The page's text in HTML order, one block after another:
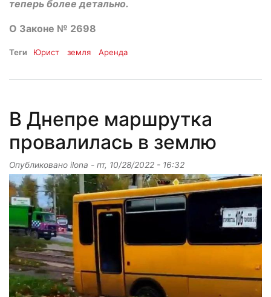
теперь более детально.
О Законе № 2698
Теги Юрист земля Аренда
В Днепре маршрутка
провалилась в землю
Опубликовано ilona - пт, 10/28/2022 - 16:32